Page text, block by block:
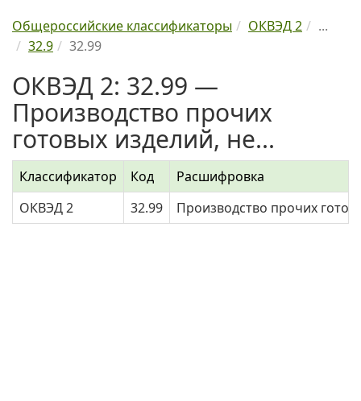
Общероссийские классификаторы ОКВЭД 2
...
32.9
32.99
ОКВЭД 2: 32.99 —
Производство прочих
готовых изделий, не...
Классификатор Код
Расшифровка
ОКВЭД 2
32.99 Производство прочих